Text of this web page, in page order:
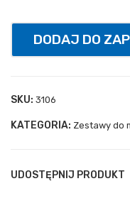
DODAJ DO
SKU: 3106
KATEGORIA: Zestawy do
UDOSTĘPNIJ PRODUKT